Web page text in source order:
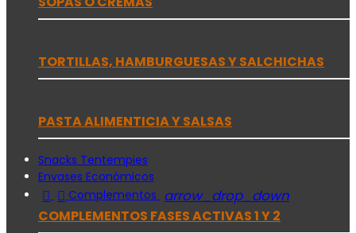
TORTILLAS, HAMBURGUESAS Y SALCHICHAS
PASTA ALIMENTICIA Y SALSAS
Snacks Tentempies
Envases Económicos
  Complementos arrow_drop_down
COMPLEMENTOS FASES ACTIVAS 1 Y 2